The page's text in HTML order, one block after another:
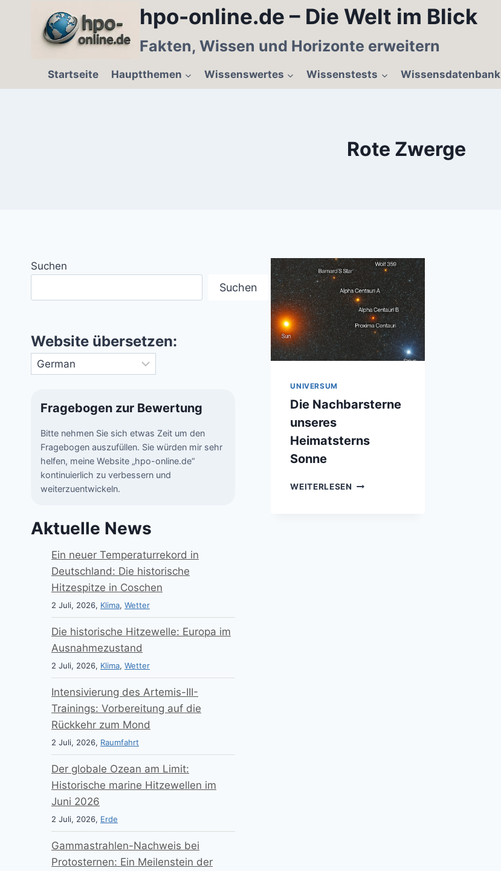
hpo-online.de – Die Welt im Blick
Fakten, Wissen und Horizonte erweitern
Startseite Hauptthemen Wissenswertes Wissenstests Wissensdatenbank
Rote Zwerge
UNIVERSUM
Die Nachbarsterne
unseres
Heimatsterns
Sonne
WEITERLESEN DIE
Suchen
Suchen
Website übersetzen:
Fragebogen zur Bewertung
Bitte nehmen Sie sich etwas Zeit um den
Fragebogen auszufüllen. Sie würden mir sehr
helfen, meine Website „hpo-online.de“
kontinuierlich zu verbessern und
weiterzuentwickeln.
Aktuelle News
Ein neuer Temperaturrekord in
Deutschland: Die historische
Hitzespitze in Coschen
2 Juli, 2026, Klima, Wetter
Die historische Hitzewelle: Europa im
Ausnahmezustand
2 Juli, 2026, Klima, Wetter
Intensivierung des Artemis-III-
Trainings: Vorbereitung auf die
Rückkehr zum Mond
2 Juli, 2026, Raumfahrt
Der globale Ozean am Limit:
Historische marine Hitzewellen im
Juni 2026
2 Juli, 2026, Erde
Gammastrahlen-Nachweis bei
Protosternen: Ein Meilenstein der